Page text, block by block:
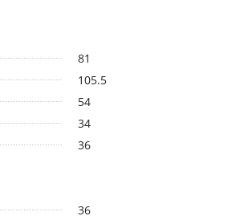
81
105.5
54
34
36
36